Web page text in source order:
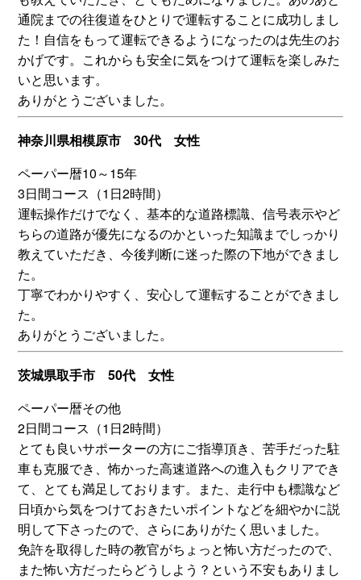
通院までの往復道をひとりで運転することに成功しまし
た！自信をもって運転できるようになったのは先生のお
かげです。これからも安全に気をつけて運転を楽しみた
いと思います。
ありがとうございました。
神奈川県相模原市 30代 女性
ペーパー暦10～15年
3日間コース（1日2時間）
運転操作だけでなく、基本的な道路標識、信号表示やど
ちらの道路が優先になるのかといった知識までしっかり
教えていただき、今後判断に迷った際の下地ができまし
た。
丁寧でわかりやすく、安心して運転することができまし
た。
ありがとうございました。
茨城県取手市 50代 女性
ペーパー暦その他
2日間コース（1日2時間）
とても良いサポーターの方にご指導頂き、苦手だった駐
車も克服でき、怖かった高速道路への進入もクリアでき
て、とても満足しております。また、走行中も標識など
日頃から気をつけておきたいポイントなどを細やかに説
明して下さったので、さらにありがたく思いました。
免許を取得した時の教官がちょっと怖い方だったので、
また怖い方だったらどうしよう？という不安もありまし